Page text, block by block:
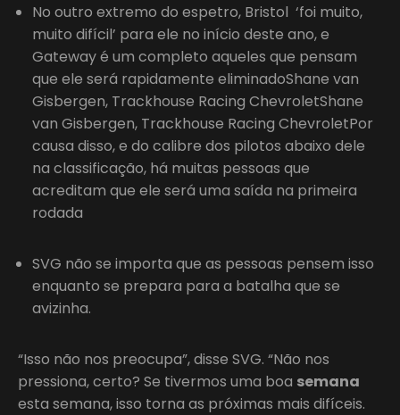
No outro extremo do espetro, Bristol ‘foi muito,
muito difícil’ para ele no início deste ano, e
Gateway é um completo aqueles que pensam
que ele será rapidamente eliminadoShane van
Gisbergen, Trackhouse Racing ChevroletShane
van Gisbergen, Trackhouse Racing ChevroletPor
causa disso, e do calibre dos pilotos abaixo dele
na classificação, há muitas pessoas que
acreditam que ele será uma saída na primeira
rodada
SVG não se importa que as pessoas pensem isso
enquanto se prepara para a batalha que se
avizinha.
“Isso não nos preocupa”, disse SVG. “Não nos
pressiona, certo? Se tivermos uma boa semana
esta semana, isso torna as próximas mais difíceis.